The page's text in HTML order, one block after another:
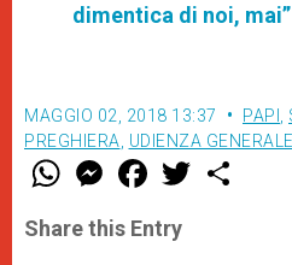
dimentica di noi, mai”
MAGGIO 02, 2018 13:37 PAPI ,
PREGHIERA, UDIENZA GENERALE
W
t
s
M
e
s
e
F
a
e
b
w
Share this Entry